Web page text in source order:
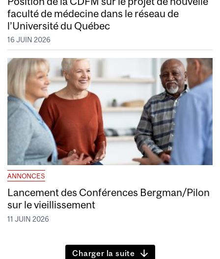
faculté de médecine dans le réseau de
l’Université du Québec
16 JUIN 2026
ANNONCES
Lancement des Conférences Bergman/Pilon
sur le vieillissement
11 JUIN 2026
Charger la suite